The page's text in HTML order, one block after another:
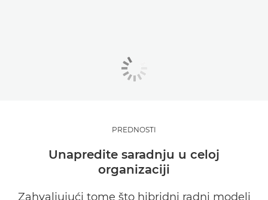
PREDNOSTI
Unapredite saradnju u celoj
organizaciji
Zahvaljujući tome što hibridni radni modeli